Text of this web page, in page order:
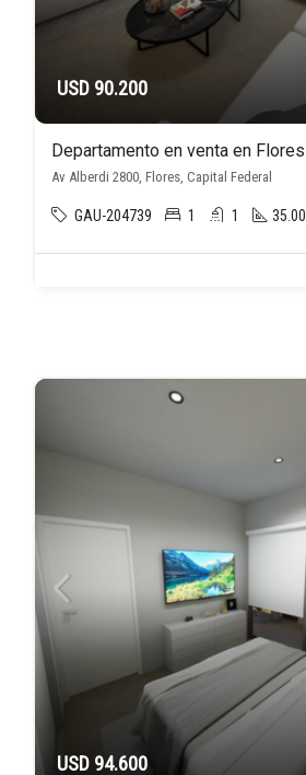
USD 90.200
Departamento en venta en Flores
Av Alberdi 2800, Flores, Capital Federal
GAU-204739 1 1 35.00
USD 94.600